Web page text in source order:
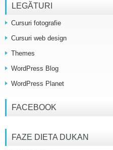
LEGĂTURI
Cursuri fotografie
Cursuri web design
Themes
WordPress Blog
WordPress Planet
FACEBOOK
FAZE DIETA DUKAN